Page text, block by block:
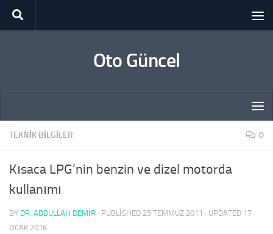
Skip to content
Oto Güncel
TEKNIK BILGILER 0
Kısaca LPG’nin benzin ve dizel motorda
kullanımı
BY DR. ABDULLAH DEMİR · PUBLISHED 25 TEMMUZ 2011 · UPDATED 17
OCAK 2016